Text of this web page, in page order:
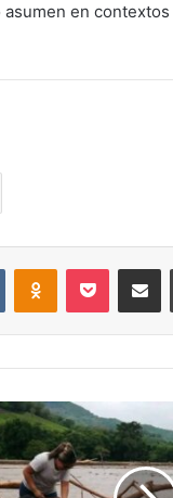
en
VKontakteOdnoklassniki
Pocket